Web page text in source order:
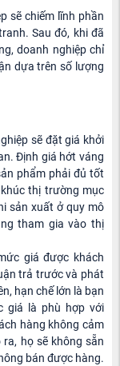
sẽ chiếm lĩnh phần
Sau đó, khi đã
doanh nghiệp chỉ
dựa trên số lượng
sẽ đặt giá khởi
Định giá hớt váng
phẩm phải đủ tốt
thị trường mục
sản xuất ở quy mô
tham gia vào thị
giá được khách
trả trước và phát
hạn chế lớn là bạn
giá là phù hợp với
hàng không cảm
họ sẽ không sẵn
bán được hàng.